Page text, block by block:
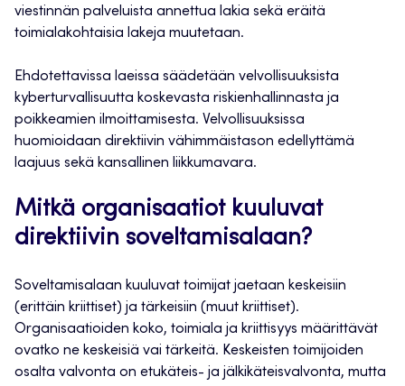
viestinnän palveluista annettua lakia sekä eräitä
toimialakohtaisia lakeja muutetaan.
Ehdotettavissa laeissa säädetään velvollisuuksista
kyberturvallisuutta koskevasta riskienhallinnasta ja
poikkeamien ilmoittamisesta. Velvollisuuksissa
huomioidaan direktiivin vähimmäistason edellyttämä
laajuus sekä kansallinen liikkumavara.
Mitkä organisaatiot kuuluvat
direktiivin soveltamisalaan?
Soveltamisalaan kuuluvat toimijat jaetaan keskeisiin
(erittäin kriittiset) ja tärkeisiin (muut kriittiset).
Organisaatioiden koko, toimiala ja kriittisyys määrittävät
ovatko ne keskeisiä vai tärkeitä. Keskeisten toimijoiden
osalta valvonta on etukäteis- ja jälkikäteisvalvonta, mutta